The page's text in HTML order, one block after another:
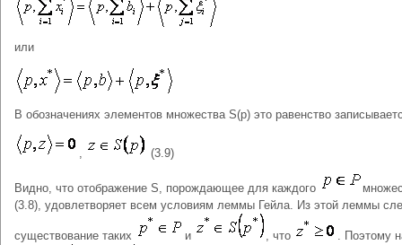
или
В обозначениях элементов множества S(p) это равенство
, (3.9)
Видно, что отображение S, порождающее для каждого
(3.8), удовлетворяет всем условиям леммы Гейла. Из этой леммы
существование таких и , что . Поэтому